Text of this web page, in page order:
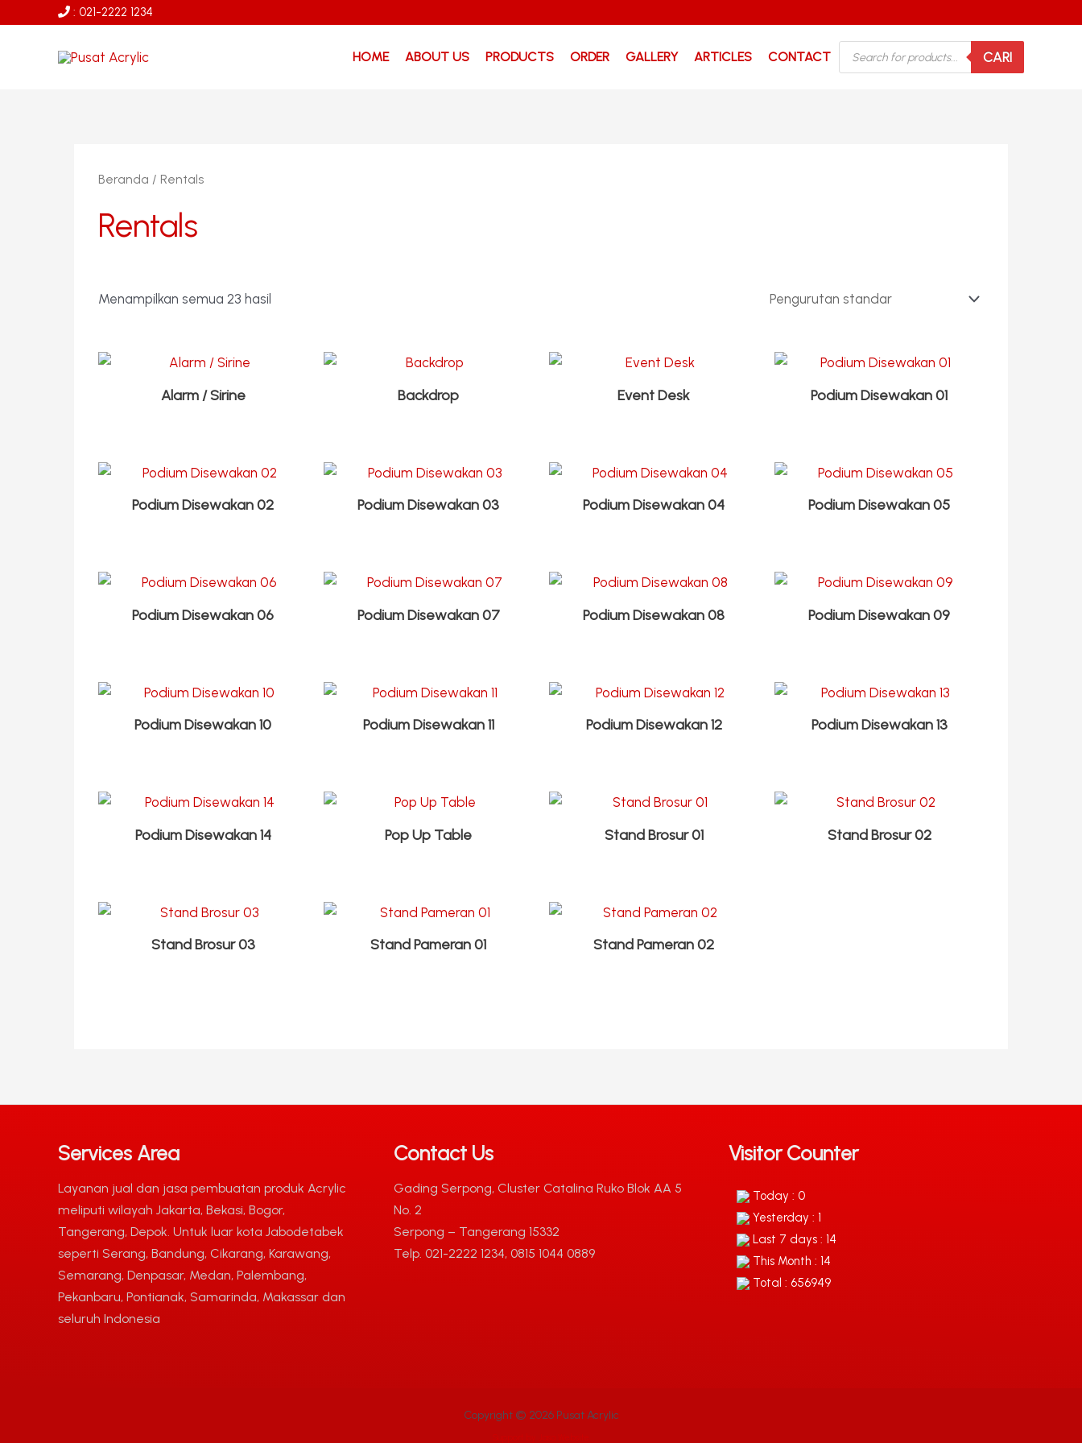
: 021-2222 1234
HOME ABOUT US PRODUCTS ORDER GALLERY ARTICLES CONTACT
PRODUCTS
SEARCH
CARI
Beranda / Rentals
Rentals
Menampilkan semua 23 hasil
Alarm / Sirine Backdrop Event Desk Podium Disewakan 01
Podium Disewakan 02 Podium Disewakan 03 Podium Disewakan 04 Podium Disewakan 05
Podium Disewakan 06 Podium Disewakan 07 Podium Disewakan 08 Podium Disewakan 09
Podium Disewakan 10 Podium Disewakan 11 Podium Disewakan 12 Podium Disewakan 13
Podium Disewakan 14 Pop Up Table Stand Brosur 01 Stand Brosur 02
Stand Brosur 03 Stand Pameran 01 Stand Pameran 02
Services Area
Layanan jual dan jasa pembuatan produk Acrylic
meliputi wilayah Jakarta, Bekasi, Bogor,
Tangerang, Depok. Untuk luar kota Jabodetabek
seperti Serang, Bandung, Cikarang, Karawang,
Semarang, Denpasar, Medan, Palembang,
Pekanbaru, Pontianak, Samarinda, Makassar dan
seluruh Indonesia
Contact Us
Gading Serpong, Cluster Catalina Ruko Blok AA 5
No. 2
Serpong – Tangerang 15332
Telp. 021-2222 1234, 0815 1044 0889
Visitor Counter
Today : 0
Yesterday : 1
Last 7 days : 14
This Month : 14
Total : 656949
Copyright © 2026 Pusat Acrylic